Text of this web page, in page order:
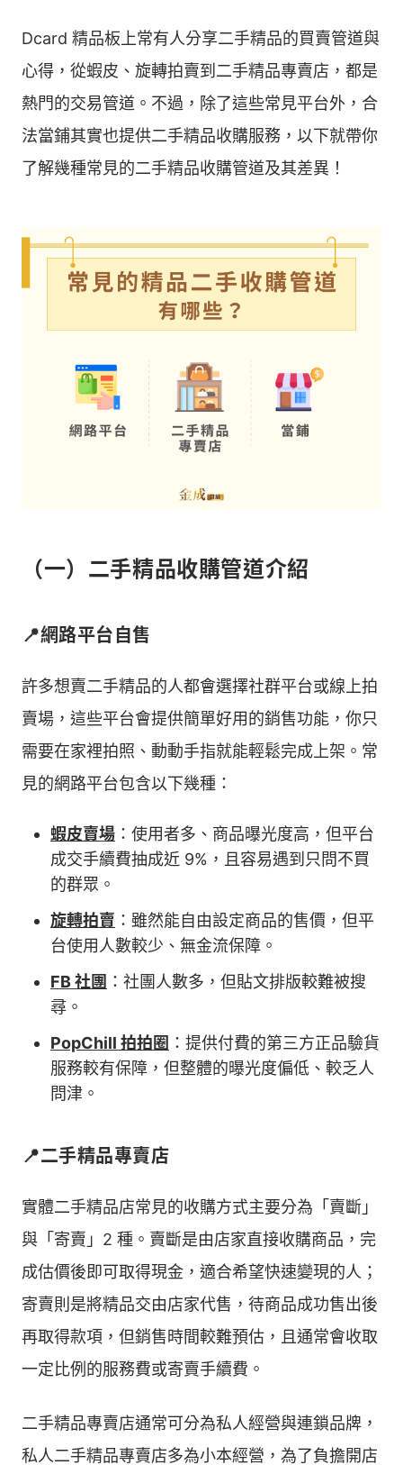
Dcard 精品板上常有人分享二手精品的買賣管道與
心得，從蝦皮、旋轉拍賣到二手精品專賣店，都是
熱門的交易管道。不過，除了這些常見平台外，合
法當鋪其實也提供二手精品收購服務，以下就帶你
了解幾種常見的二手精品收購管道及其差異！
（一）二手精品收購管道介紹
📍網路平台自售
許多想賣二手精品的人都會選擇社群平台或線上拍
賣場，這些平台會提供簡單好用的銷售功能，你只
需要在家裡拍照、動動手指就能輕鬆完成上架。常
見的網路平台包含以下幾種：
蝦皮賣場 ：使用者多、商品曝光度高，但平台
成交手續費抽成近 9%，且容易遇到只問不買
的群眾。
旋轉拍賣 ：雖然能自由設定商品的售價，但平
台使用人數較少、無金流保障。
FB 社團 ：社團人數多，但貼文排版較難被搜
尋。
PopChill 拍拍圈 ：提供付費的第三方正品驗貨
服務較有保障，但整體的曝光度偏低、較乏人
問津。
📍二手精品專賣店
實體二手精品店常見的收購方式主要分為「賣斷」
與「寄賣」2 種。賣斷是由店家直接收購商品，完
成估價後即可取得現金，適合希望快速變現的人；
寄賣則是將精品交由店家代售，待商品成功售出後
再取得款項，但銷售時間較難預估，且通常會收取
一定比例的服務費或寄賣手續費。
二手精品專賣店通常可分為私人經營與連鎖品牌，
私人二手精品專賣店多為小本經營，為了負擔開店